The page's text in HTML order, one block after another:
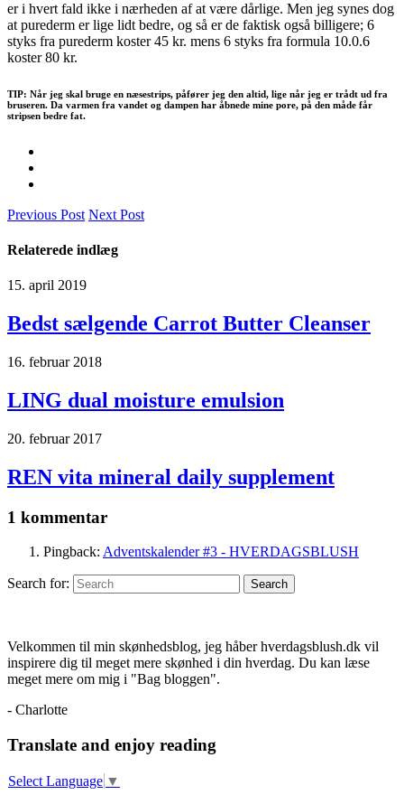
er i hvert fald ikke i nærheden af at være dårlige. Men jeg synes dog
at purederm er lige lidt bedre, og så er de faktisk også billigere; 6
styks fra purederm koster 45 kr. mens 6 styks fra formula 10.0.6
koster 80 kr.
TIP: Når jeg skal bruge en næsestrips, påfører jeg den altid, lige når jeg er trådt ud fra
bruseren. Da varmen fra vandet og dampen har åbnede mine pore, på den måde får
stripsen bedre fat.
Previous Post Next Post
Relaterede indlæg
15. april 2019
Bedst sælgende Carrot Butter Cleanser
16. februar 2018
LING dual moisture emulsion
20. februar 2017
REN vita mineral daily supplement
1 kommentar
Pingback: Adventskalender #3 - HVERDAGSBLUSH
Search for: Search
Velkommen til min skønhedsblog, jeg håber hverdagsblush.dk vil
inspirere dig til meget mere skønhed i din hverdag. Du kan læse
meget mere om mig i "Bag bloggen".
- Charlotte
Translate and enjoy reading
Select Language ▼